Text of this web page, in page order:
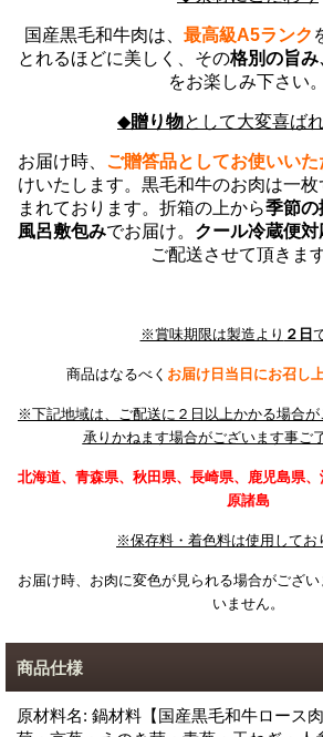
国産黒毛和牛肉は、 最高級A5ランク
とれるほどに美しく、 その格別の旨み
をお楽しみ下さい。
◆贈り物として大変喜ば
お届け時、 ご贈答品としてお使いい
けいたします。 黒毛和牛のお肉は一
まれております。 折箱の上から季節の
風呂敷包みでお届け。 クール冷蔵便
ご配送させて頂きます
※賞味期限は製造より ２日
商品はなるべく お届け日当日にお召し
※下記地域は、ご配送に２日以上かかる場合
承りかねます場合がございます事ご
北海道、青森県、秋田県、長崎県、鹿児島県、
原諸島
※保存料・着色料は使用してお
お届け時、お肉に変色が見られる場合がござ
いません。
商品仕様
原材料名: 鍋材料【国産黒毛和牛ロース